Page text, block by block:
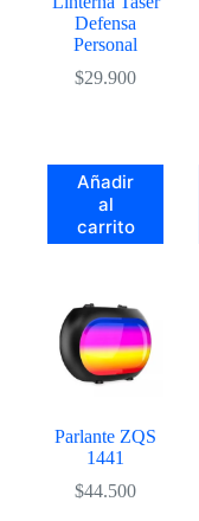
Defensa
Personal
$29.900
Añadir
al
carrito
Parlante ZQS
1441
$44.500